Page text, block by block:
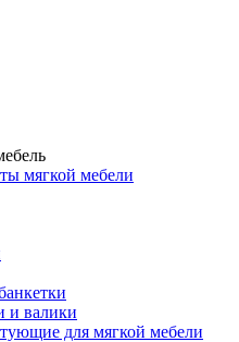
мягкой мебели
и валики
для мягкой мебели